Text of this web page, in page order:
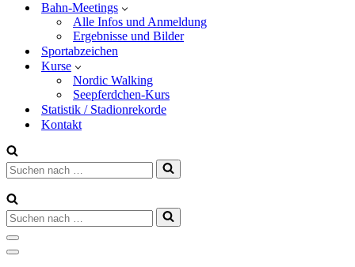
Bahn-Meetings
Alle Infos und Anmeldung
Ergebnisse und Bilder
Sportabzeichen
Kurse
Nordic Walking
Seepferdchen-Kurs
Statistik / Stadionrekorde
Kontakt
Suchen
nach …
Suchen
nach …
Navigationsmenü
Navigationsmenü